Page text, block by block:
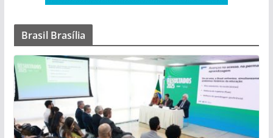
Brasil Brasília